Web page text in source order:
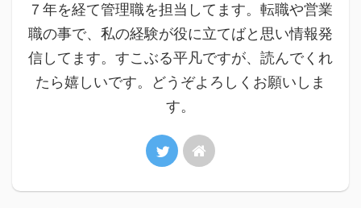
７年を経て管理職を担当してます。転職や営業
職の事で、私の経験が役に立てばと思い情報発
信してます。すこぶる平凡ですが、読んでくれ
たら嬉しいです。どうぞよろしくお願いしま
す。